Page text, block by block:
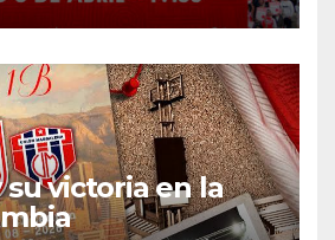
su victoria en la